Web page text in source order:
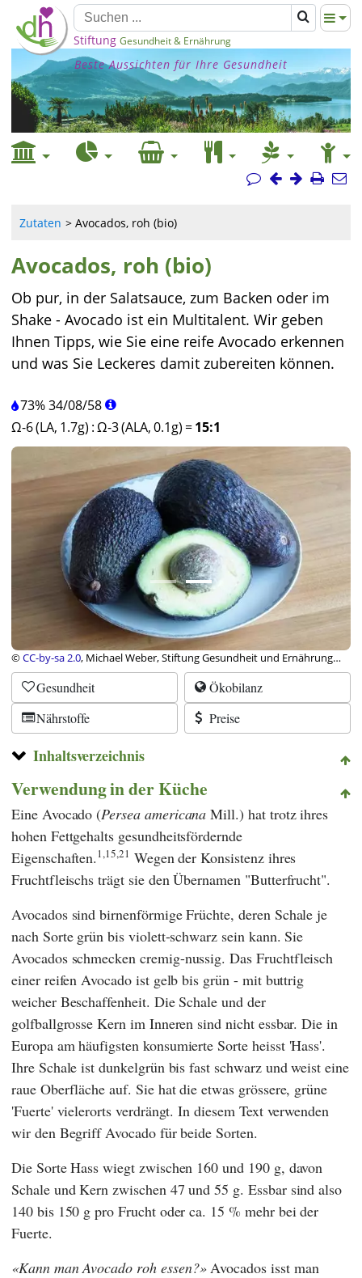
Stiftung Gesundheit & Ernährung
Beste Aussichten für Ihre Gesundheit
Zutaten Avocados, roh (bio)
Avocados, roh (bio)
Ob pur, in der Salatsauce, zum Backen oder im
Shake - Avocado ist ein Multitalent. Wir geben
Ihnen Tipps, wie Sie eine reife Avocado erkennen
und was Sie Leckeres damit zubereiten können.
73%34/08/58
Ω-6 (LA, 1.7g) :Ω-3 (ALA, 0.1g) =15:1
©CC-by-sa 2.0, Michael Weber, Stiftung Gesundheit und Ernährung
Schweiz
Gesundheit
Ökobilanz
Nährstoffe
Preise
Inhaltsverzeichnis
Verwendung in der Küche
Eine Avocado (Persea americanaMill.) hat trotz ihres
hohen Fettgehalts gesundheitsfördernde
Eigenschaften.1,15,21 Wegen der Konsistenz ihres
Fruchtfleischs trägt sie den Übernamen "Butterfrucht".
Avocados sind birnenförmige Früchte, deren Schale je
nach Sorte grün bis violett-schwarz sein kann. Sie
Avocados schmecken cremig-nussig. Das Fruchtfleisch
einer reifen Avocado ist gelb bis grün - mit buttrig
weicher Beschaffenheit. Die Schale und der
golfballgrosse Kern im Inneren sind nicht essbar. Die in
Europa am häufigsten konsumierte Sorte heisst 'Hass'.
Ihre Schale ist dunkelgrün bis fast schwarz und weist eine
raue Oberfläche auf. Sie hat die etwas grössere, grüne
'Fuerte' vielerorts verdrängt. In diesem Text verwenden
wir den Begriff Avocado für beide Sorten.
Die Sorte Hass wiegt zwischen 160 und 190 g, davon
Schale und Kern zwischen 47 und 55 g. Essbar sind also
140 bis 150 g pro Frucht oder ca. 15 % mehr bei der
Fuerte.
Kann man Avocado roh essen? Avocados isst man